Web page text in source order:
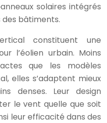
solaires intégrés
des bâtiments.
constituent une
l’éolien urbain. Moins
que les modèles
elles s’adaptent mieux
denses. Leur design
le vent quelle que soit
leur efficacité dans des